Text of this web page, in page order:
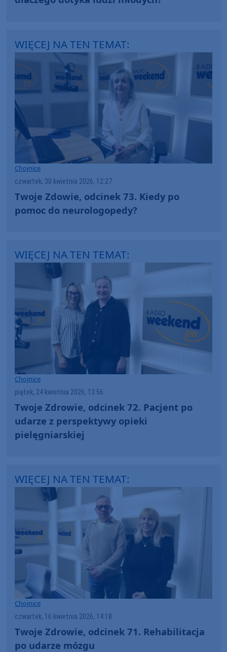
WIĘCEJ NA TEN TEMAT:
Chojnice
czwartek, 30 kwietnia 2026, 12:27
Twoje Zdowie, odcinek 73. Kiedy po
pomoc do neurologopedy?
WIĘCEJ NA TEN TEMAT:
Chojnice
piątek, 24 kwietnia 2026, 13:56
Twoje Zdrowie, odcinek 72. Pacjent po
udarze z perspektywy opieki
pielęgniarskiej
WIĘCEJ NA TEN TEMAT:
Chojnice
czwartek, 16 kwietnia 2026, 14:18
Twoje Zdrowie, odcinek 71. Rehabilitacja
po udarze mózgu